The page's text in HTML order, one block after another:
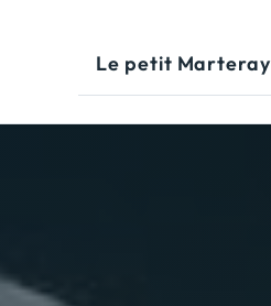
Le petit Marteray